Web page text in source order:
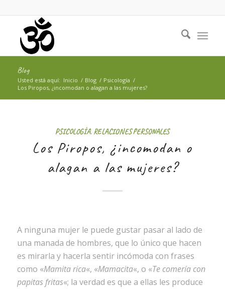
Blog
Usted está aquí: Inicio / Blog / Psicología /
Los Piropos, ¿incomodan o alagan a las mujeres?
PSICOLOGÍA, RELACIONES PERSONALES
Los Piropos, ¿incomodan o
alagan a las mujeres?
A ninguna mujer le puede gustar pasar al lado de
una manada de hombres, que lo único que hacen
es mirarla y hacerla sentir incómoda con frases
como «Mamita rica«, «Mamacita«, o «Te comería con
papitas fritas«; la verdad es que a ellas les produce